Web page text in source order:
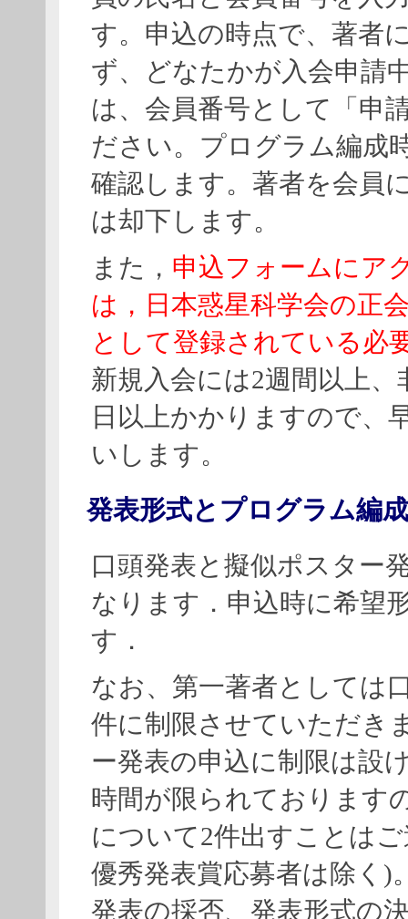
す。申込の時点で、著者
ず、どなたかが入会申請
は、会員番号として「申
ださい。プログラム編成
確認します。著者を会員
は却下します。
また， 申込フォームにア
は，日本惑星科学会の正
として登録されている必
新規入会には2週間以上
日以上かかりますので、
いします。
発表形式とプログラム編成
口頭発表と擬似ポスター
なります．申込時に希望
す．
なお、第一著者としては
件に制限させていただき
ー発表の申込に制限は設
時間が限られております
について2件出すことは
優秀発表賞応募者は除く)
発表の採否、発表形式の